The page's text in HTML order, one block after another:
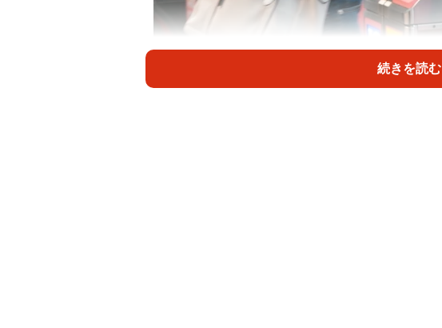
続きを読む